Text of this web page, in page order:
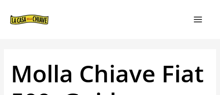
Molla Chiave Fiat
ARTICOLI